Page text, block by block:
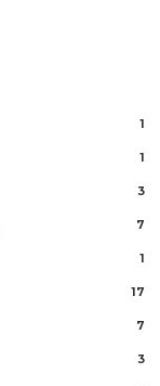
1
1
3
7
1
17
7
3